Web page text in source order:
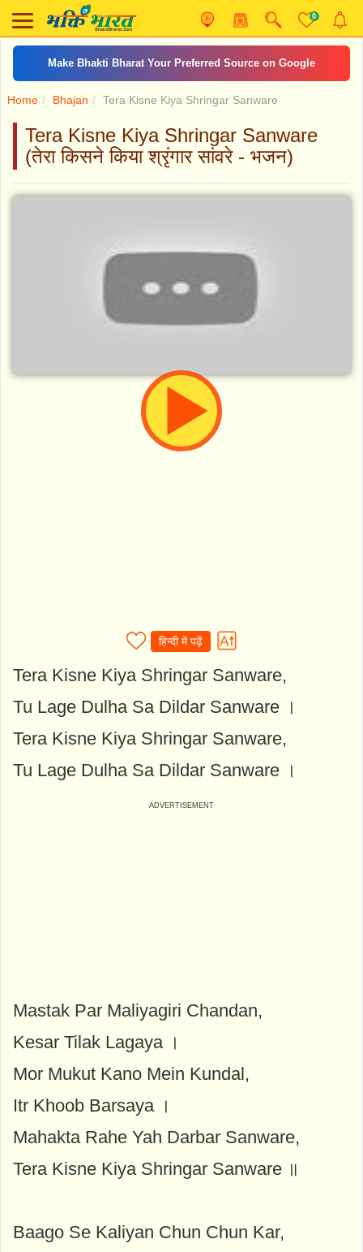
0
Make Bhakti Bharat Your Preferred Source on Google
Home Bhajan Tera Kisne Kiya Shringar Sanware
Tera Kisne Kiya Shringar Sanware
(तेरा किसने किया श्रृंगार सांवरे - भजन)
हिन्दी में पढ़ें
Tera Kisne Kiya Shringar Sanware,
Tu Lage Dulha Sa Dildar Sanware ।
Tera Kisne Kiya Shringar Sanware,
Tu Lage Dulha Sa Dildar Sanware ।
Mastak Par Maliyagiri Chandan,
Kesar Tilak Lagaya ।
Mor Mukut Kano Mein Kundal,
Itr Khoob Barsaya ।
Mahakta Rahe Yah Darbar Sanware,
Tera Kisne Kiya Shringar Sanware ॥
Baago Se Kaliyan Chun Chun Kar,